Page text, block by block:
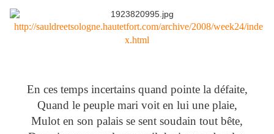
http://sauldreetsologne.hautetfort.com/archive/2008/week24/inde
x.html
En ces temps incertains quand pointe la défaite,
Quand le peuple mari voit en lui une plaie,
Mulot en son palais se sent soudain tout bête,